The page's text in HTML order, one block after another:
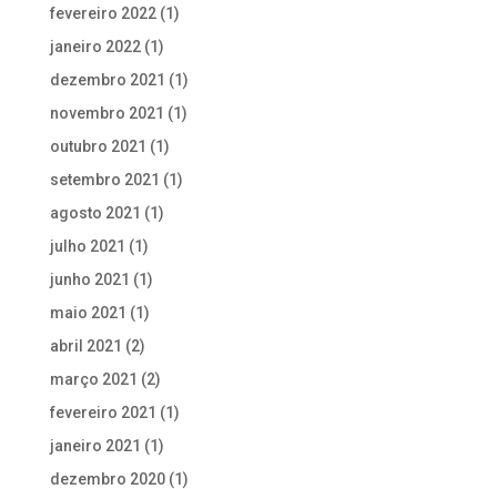
fevereiro 2022(1)
janeiro 2022(1)
dezembro 2021 (1)
novembro 2021 (1)
outubro 2021 (1)
setembro 2021 (1)
agosto 2021 (1)
julho 2021 (1)
junho 2021 (1)
maio 2021 (1)
abril 2021 (2)
março 2021 (2)
fevereiro 2021 (1)
janeiro 2021 (1)
dezembro 2020(1)